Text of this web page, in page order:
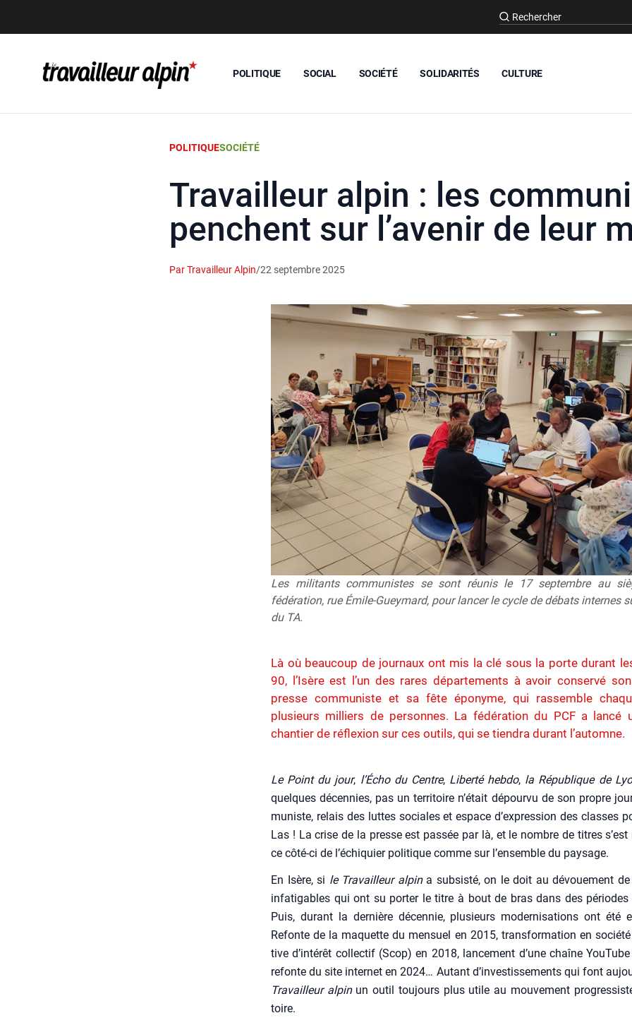
POLITIQUE SOCIAL SOCIÉTÉ SOLIDARITÉS CULTURE
POLITIQUESOCIÉTÉ
Travailleur alpin : les
penchent sur l’avenir de leur
Par Travailleur Alpin/22 septembre 2025
Les militants communistes se sont réunis le 17 septembre au
fédération, rue Émile-Gueymard, pour lancer le cycle de débats internes
du TA.
Là où beaucoup de journaux ont mis la clé sous la porte durant
90, l’Isère est l’un des rares départements à avoir conservé
presse communiste et sa fête éponyme, qui rassemble
plusieurs milliers de personnes. La fédération du PCF a lancé
chantier de réflexion sur ces outils, qui se tiendra durant l’automne.
Le Point du jour, l’É­cho du Centre, Liber­té heb­do, la Répu­blique de
quelques décen­nies, pas un ter­ri­toire n’é­tait dépour­vu de son propre
mu­niste, relais des luttes sociales et espace d’expression des classes
Las ! La crise de la presse est pas­sée par là, et le nombre de titres s’est
ce côté-ci de l’échiquier poli­tique comme sur l’ensemble du pay­sage.
En Isère, si le Tra­vailleur alpina sub­sis­té, on le doit au dévoue­ment
infa­ti­gables qui ont su por­ter le titre à bout de bras dans des périodes
Puis, durant la der­nière décen­nie, plu­sieurs moder­ni­sa­tions ont été
Refonte de la maquette du men­suel en 2015, trans­for­ma­tion en
tive d’intérêt col­lec­tif (Scop) en 2018, lan­ce­ment d’une chaîne
refonte du site inter­net en 2024… Autant d’investissements qui font
Tra­vailleur alpinun outil tou­jours plus utile au mou­ve­ment
toire.